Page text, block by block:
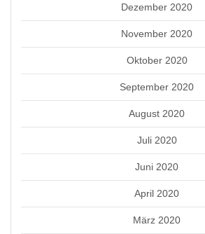
Dezember 2020
November 2020
Oktober 2020
September 2020
August 2020
Juli 2020
Juni 2020
April 2020
März 2020